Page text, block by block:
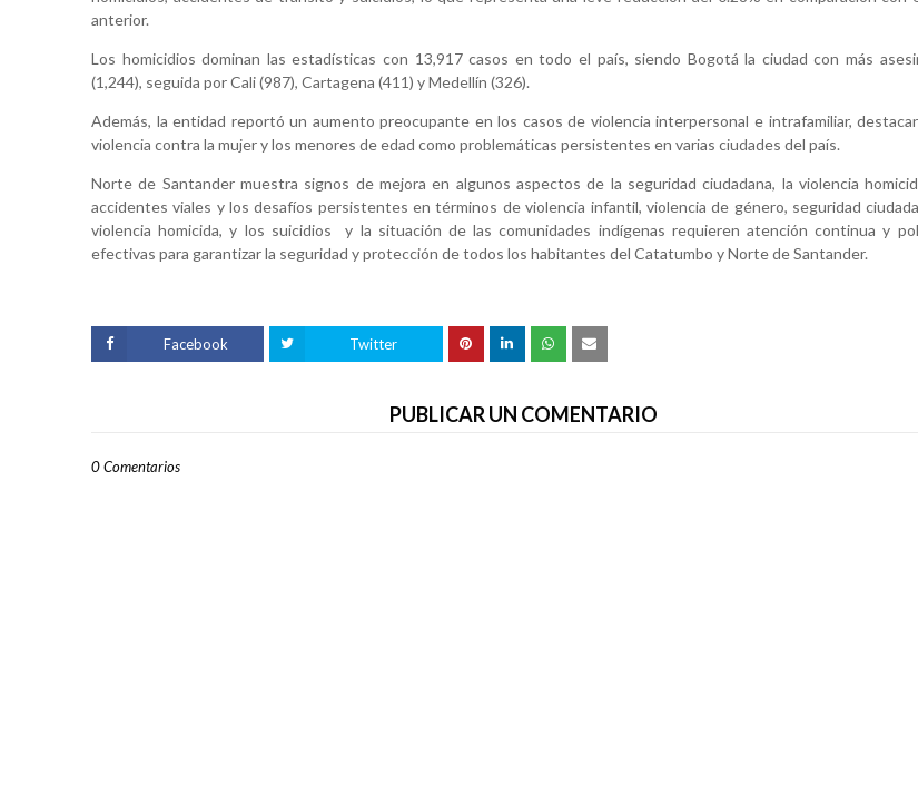
anterior.
Los homicidios dominan las estadísticas con 13,917 casos en todo el país, siendo Bogotá la ciudad con más
(1,244), seguida por Cali (987), Cartagena (411) y Medellín (326).
Además, la entidad reportó un aumento preocupante en los casos de violencia interpersonal e intrafamiliar,
violencia contra la mujer y los menores de edad como problemáticas persistentes en varias ciudades del país.
Norte de Santander muestra signos de mejora en algunos aspectos de la seguridad ciudadana, la violencia
accidentes viales y losdesafíos persistentes en términos de violencia infantil, violencia de género, seguridad
violencia homicida, y los suicidios
y la situación de las comunidades indígenas requieren atención continua y
efectivas para garantizar la seguridad y protección de todos los habitantes del Catatumbo y Norte de Santander.
Facebook Twitter
PUBLICAR UN COMENTARIO
0 Comentarios